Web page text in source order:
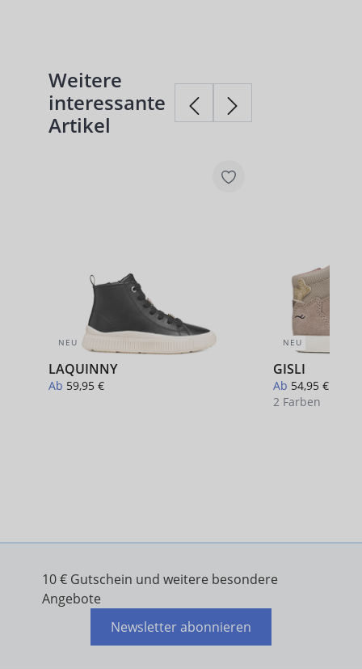
Produktgalerie überspringen
Weitere
interessante
Artikel
NEU
LAQUINNY
Ab 59,95 €
NEU
GISLI
Ab 54,95 €
2 Farben
10 € Gutschein und weitere besondere
Angebote
Newsletter abonnieren